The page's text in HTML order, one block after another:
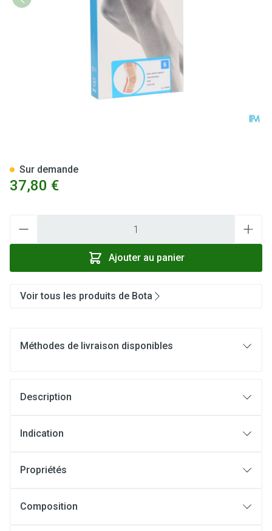
37,80 €
Ajouter au panier
Sur demande
Voir tous les produits de Bota
Méthodes de livraison disponibles
Description
Indication
Propriétés
Composition